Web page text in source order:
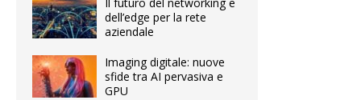
dell’edge per la rete
aziendale
Imaging digitale: nuove
sfide tra AI pervasiva e
GPU